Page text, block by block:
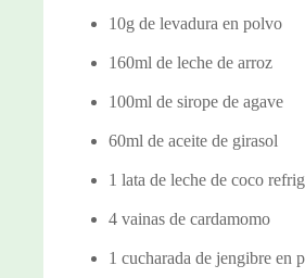
10g de levadura en polvo
160ml de leche de arroz
100ml de sirope de agave
60ml de aceite de girasol
1 lata de leche de coco
4 vainas de cardamomo
1 cucharada de jengibre en